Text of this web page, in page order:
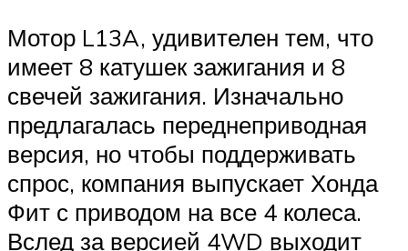
Мотор L13A, удивителен тем, что
имеет 8 катушек зажигания и 8
свечей зажигания. Изначально
предлагалась переднеприводная
версия, но чтобы поддерживать
спрос, компания выпускает Хонда
Фит с приводом на все 4 колеса.
Вслед за версией 4WD выходит